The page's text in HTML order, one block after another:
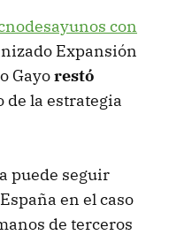
con
Expansión
Gayorestó
de la estrategia
puede seguir
en el caso
de terceros